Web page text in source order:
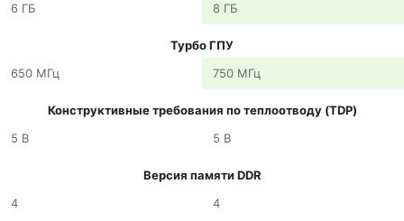
6 ГБ
8 ГБ
Турбо ГПУ
650 МГц
750 МГц
Конструктивные требования по теплоотводу (TDP)
5 В
5 В
Версия памяти DDR
4
4